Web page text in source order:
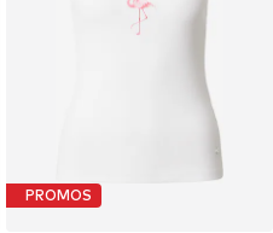
PROMOS